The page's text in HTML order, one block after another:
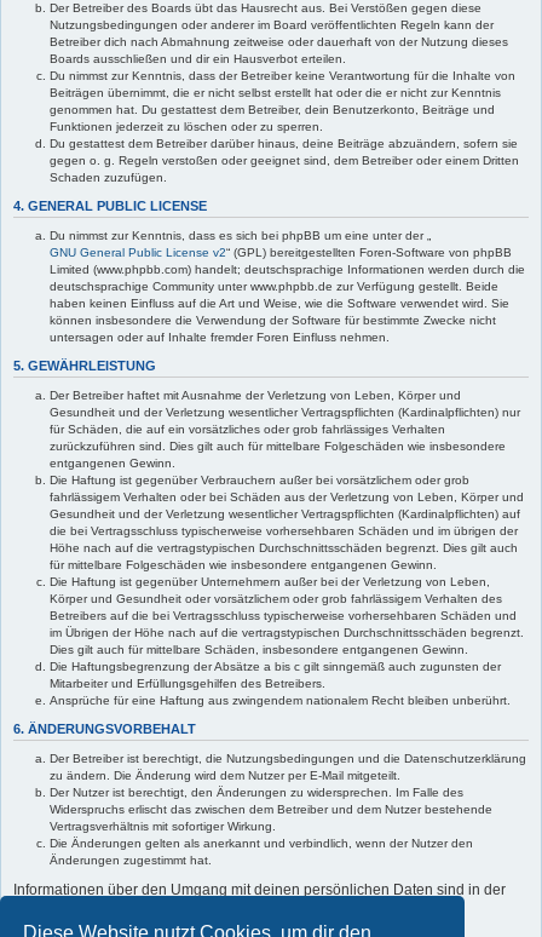
Diese Website nutzt Cookies, um dir den
Der Betreiber des Boards übt das Hausrecht aus. Bei Verstößen gegen diese
Nutzungsbedingungen oder anderer im Board veröffentlichten Regeln kann der
Betreiber dich nach Abmahnung zeitweise oder dauerhaft von der Nutzung dieses
Boards ausschließen und dir ein Hausverbot erteilen.
Du nimmst zur Kenntnis, dass der Betreiber keine Verantwortung für die Inhalte von
Beiträgen übernimmt, die er nicht selbst erstellt hat oder die er nicht zur Kenntnis
genommen hat. Du gestattest dem Betreiber, dein Benutzerkonto, Beiträge und
Funktionen jederzeit zu löschen oder zu sperren.
Du gestattest dem Betreiber darüber hinaus, deine Beiträge abzuändern, sofern sie
gegen o. g. Regeln verstoßen oder geeignet sind, dem Betreiber oder einem Dritten
Schaden zuzufügen.
4. GENERAL PUBLIC LICENSE
Du nimmst zur Kenntnis, dass es sich bei phpBB um eine unter der „
GNU General Public License v2“ (GPL) bereitgestellten Foren-Software von phpBB
Limited (www.phpbb.com) handelt; deutschsprachige Informationen werden durch die
deutschsprachige Community unter www.phpbb.de zur Verfügung gestellt. Beide
haben keinen Einfluss auf die Art und Weise, wie die Software verwendet wird. Sie
können insbesondere die Verwendung der Software für bestimmte Zwecke nicht
untersagen oder auf Inhalte fremder Foren Einfluss nehmen.
5. GEWÄHRLEISTUNG
Der Betreiber haftet mit Ausnahme der Verletzung von Leben, Körper und
Gesundheit und der Verletzung wesentlicher Vertragspflichten (Kardinalpflichten) nur
für Schäden, die auf ein vorsätzliches oder grob fahrlässiges Verhalten
zurückzuführen sind. Dies gilt auch für mittelbare Folgeschäden wie insbesondere
entgangenen Gewinn.
Die Haftung ist gegenüber Verbrauchern außer bei vorsätzlichem oder grob
fahrlässigem Verhalten oder bei Schäden aus der Verletzung von Leben, Körper und
Gesundheit und der Verletzung wesentlicher Vertragspflichten (Kardinalpflichten) auf
die bei Vertragsschluss typischerweise vorhersehbaren Schäden und im übrigen der
Höhe nach auf die vertragstypischen Durchschnittsschäden begrenzt. Dies gilt auch
für mittelbare Folgeschäden wie insbesondere entgangenen Gewinn.
Die Haftung ist gegenüber Unternehmern außer bei der Verletzung von Leben,
Körper und Gesundheit oder vorsätzlichem oder grob fahrlässigem Verhalten des
Betreibers auf die bei Vertragsschluss typischerweise vorhersehbaren Schäden und
im Übrigen der Höhe nach auf die vertragstypischen Durchschnittsschäden begrenzt.
Dies gilt auch für mittelbare Schäden, insbesondere entgangenen Gewinn.
Die Haftungsbegrenzung der Absätze a bis c gilt sinngemäß auch zugunsten der
Mitarbeiter und Erfüllungsgehilfen des Betreibers.
Ansprüche für eine Haftung aus zwingendem nationalem Recht bleiben unberührt.
6. ÄNDERUNGSVORBEHALT
Der Betreiber ist berechtigt, die Nutzungsbedingungen und die Datenschutzerklärung
zu ändern. Die Änderung wird dem Nutzer per E-Mail mitgeteilt.
Der Nutzer ist berechtigt, den Änderungen zu widersprechen. Im Falle des
Widerspruchs erlischt das zwischen dem Betreiber und dem Nutzer bestehende
Vertragsverhältnis mit sofortiger Wirkung.
Die Änderungen gelten als anerkannt und verbindlich, wenn der Nutzer den
Änderungen zugestimmt hat.
Informationen über den Umgang mit deinen persönlichen Daten sind in der